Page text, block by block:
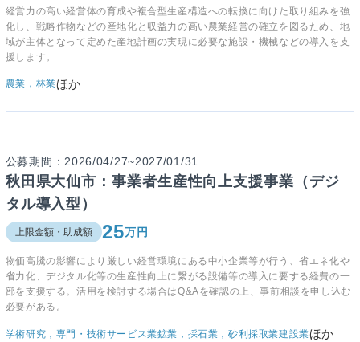
経営力の高い経営体の育成や複合型生産構造への転換に向けた取り組みを強
化し、戦略作物などの産地化と収益力の高い農業経営の確立を図るため、地
域が主体となって定めた産地計画の実現に必要な施設・機械などの導入を支
援します。
農業，林業ほか
公募期間：2026/04/27~2027/01/31
秋田県大仙市：事業者生産性向上支援事業（デジ
タル導入型）
上限金額・助成額 25万円
物価高騰の影響により厳しい経営環境にある中小企業等が行う、省エネ化や
省力化、デジタル化等の生産性向上に繋がる設備等の導入に要する経費の一
部を支援する。活用を検討する場合はQ&Aを確認の上、事前相談を申し込む
必要がある。
学術研究，専門・技術サービス業鉱業，採石業，砂利採取業建設業ほか